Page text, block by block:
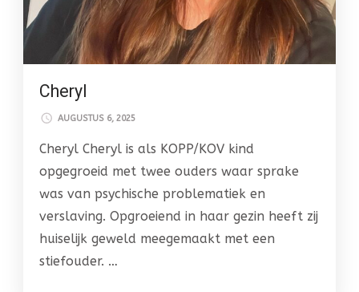
Cheryl
AUGUSTUS 6, 2025
Cheryl Cheryl is als KOPP/KOV kind
opgegroeid met twee ouders waar sprake
was van psychische problematiek en
verslaving. Opgroeiend in haar gezin heeft zij
huiselijk geweld meegemaakt met een
stiefouder. …